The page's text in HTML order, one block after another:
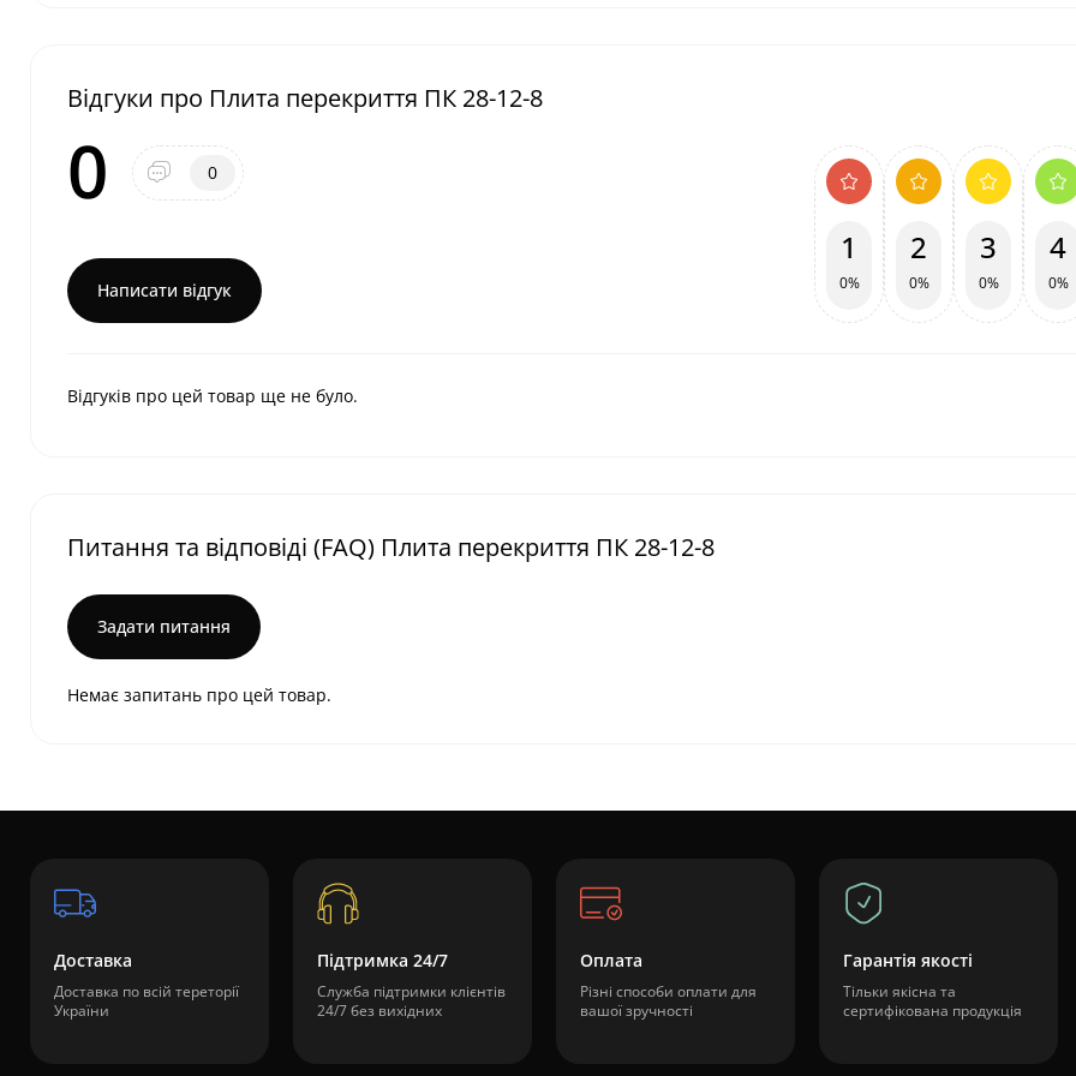
Відгуки про Плита перекриття ПК 28-12-8
0 0
Написати відгук
1
0%
2
0%
3
0%
4
0%
Відгуків про цей товар ще не було.
Питання та відповіді (FAQ) Плита перекриття ПК 28-12-8
Задати питання
Немає запитань про цей товар.
Доставка
Доставка по всій тереторії
України
Підтримка 24/7
Служба підтримки клієнтів
24/7 без вихідних
Оплата
Різні способи оплати для
вашої зручності
Гарантія якості
Тільки якісна та
сертифікована продукція